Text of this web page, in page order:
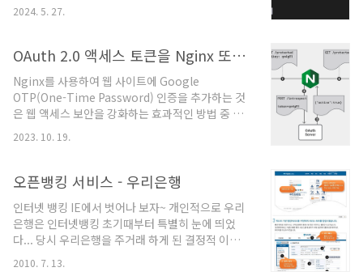
세션 또는 거래에서만 유효한 일회용 비밀번호입니
주로 Linux 시스템에 기반하고 있으며, Google
Authenticator를 사용합니다.1단계: 필요한 패키
(Pluggable Authentication Module) 설치대부
분의 Linux 배포판에서는 libpam-google-
authenticator 패키지를 설치할 수 있습니다.
CentOS나 Fedora와 같은 RHEL 기반 시스템에서
는 다음 명령어를 사용합니다.sudo yum install
google-authenticatorUbuntu나 Debian 기반
2024. 5. 27.
OAuth 2.0 액세스 토큰을 Nginx 또는 Nginx Plus로 검증
Nginx를 사용하여 웹 사이트에 Google
OTP(One-Time Password) 인증을 추가하는 것
은 웹 액세스 보안을 강화하는 효과적인 방법 중 하
나입니다. Google OTP 인증을 구현하려면 먼저
Python 및 PIP를 설치해야 합니다. Python 및 필
요한 라이브러리를 설치하세요. sudo apt-get
update sudo apt-get install python3
python3-pip pip3 install flask pyotp Flask
애플리케이션 작성 Google OTP 인증을 처리할 간
단한 Flask 애플리케이션을 작성합니다. from
flask import Flask, render_template,
2023. 10. 19.
오픈뱅킹 서비스 - 우리은행
인터넷 뱅킹 IE에서 벗어나 보자~ 개인적으로 우리
은행은 인터넷뱅킹 초기때부터 특별히 눈에 띄었
다... 당시 우리은행을 주거래 하게 된 결정적 이유가
았다. 우리은행 오픈뱅킹 :
2010. 7. 13.